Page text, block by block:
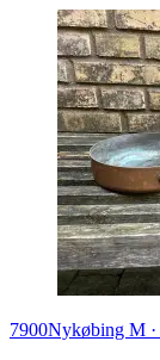
7900Nykøbing M ·